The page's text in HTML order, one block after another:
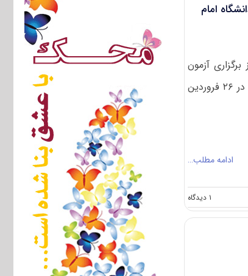
آزمون کارشناسی ارشد ۹۴ دانشگاه امام
آزمون
کارشناسی ارشد ۹۳ پردیس خواهران در ۲۶ فروردین
ادامه مطلب…
۱ دیدگاه
on
اطلاعیه
آزمون